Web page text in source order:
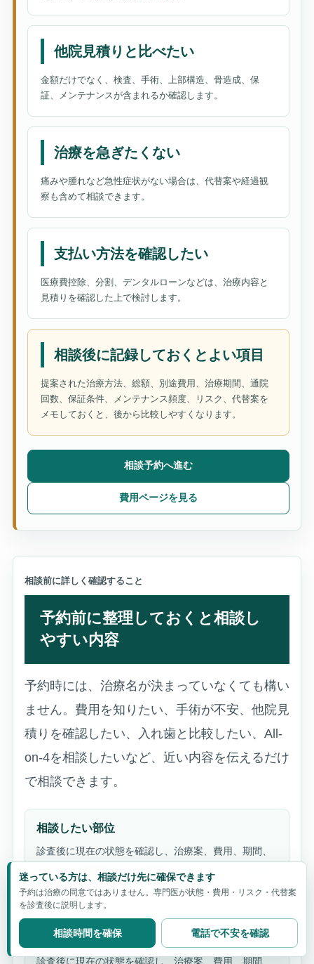
他院見積りと比べたい
金額だけでなく、検査、手術、上部構造、骨造成、保
証、メンテナンスが含まれるか確認します。
治療を急ぎたくない
痛みや腫れなど急性症状がない場合は、代替案や経過観
察も含めて相談できます。
支払い方法を確認したい
医療費控除、分割、デンタルローンなどは、治療内容と
見積りを確認した上で検討します。
相談後に記録しておくとよい項目
提案された治療方法、総額、別途費用、治療期間、通院
回数、保証条件、メンテナンス頻度、リスク、代替案を
メモしておくと、後から比較しやすくなります。
相談予約へ進む
費用ページを見る
相談前に詳しく確認すること
予約前に整理しておくと相談し
やすい内容
予約時には、治療名が決まっていなくても構い
ません。費用を知りたい、手術が不安、他院見
積りを確認したい、入れ歯と比較したい、All-
on-4を相談したいなど、近い内容を伝えるだけ
で相談できます。
相談したい部位
診査後に現在の状態を確認し、治療案、費用、期間、
リスク、代替案を分けて説明します。分からない点は
相談時に一つずつ整理できます。
現在困っていること
診査後に現在の状態を確認し、治療案、費用、期間、
迷っている方は、相談だけ先に確保できます
予約は治療の同意ではありません。専門医が状態・費用・リスク・代替案
を診査後に説明します。
相談時間を確保 電話で不安を確認